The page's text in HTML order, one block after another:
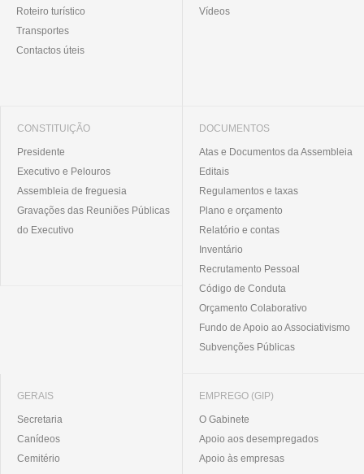
Roteiro turístico
Transportes
Contactos úteis
Vídeos
CONSTITUIÇÃO
Presidente
Executivo e Pelouros
Assembleia de freguesia
Gravações das Reuniões Públicas
do Executivo
DOCUMENTOS
Atas e Documentos da Assembleia
Editais
Regulamentos e taxas
Plano e orçamento
Relatório e contas
Inventário
Recrutamento Pessoal
Código de Conduta
Orçamento Colaborativo
Fundo de Apoio ao Associativismo
Subvenções Públicas
GERAIS
Secretaria
Canídeos
Cemitério
EMPREGO (GIP)
O Gabinete
Apoio aos desempregados
Apoio às empresas